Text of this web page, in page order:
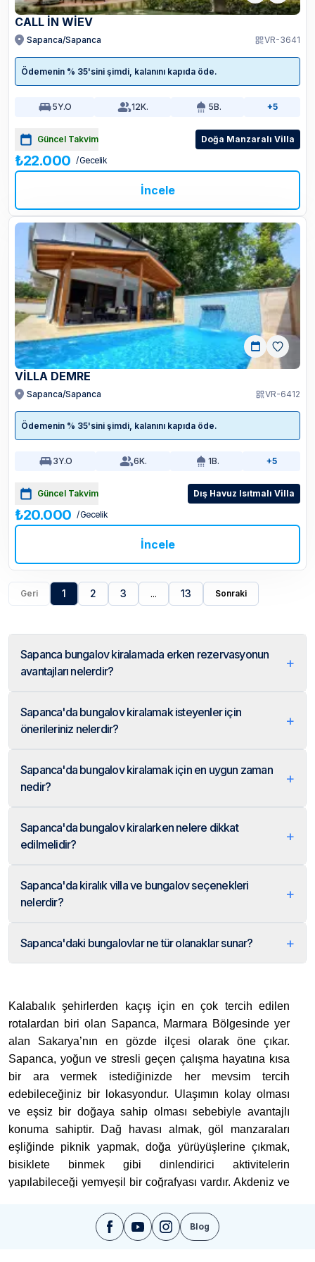
CALL İN WIEV
Sapanca/Sapanca VR-3641
Ödemenin % 35'sini şimdi, kalanını kapıda öde.
5Y.O 12K. 5B. +5
Güncel Takvim Doğa Manzaralı Villa
₺22.000 / Gecelik
İncele
VILLA DEMRE
Sapanca/Sapanca VR-6412
Ödemenin % 35'sini şimdi, kalanını kapıda öde.
3Y.O 6K. 1B. +5
Güncel Takvim Dış Havuz Isıtmalı Villa
₺20.000 / Gecelik
İncele
Geri 1 2 3 ... 13 Sonraki
Sapanca bungalov kiralamada erken rezervasyonun
avantajları nelerdir?
+
Sapanca'da bungalov kiralamak isteyenler için
önerileriniz nelerdir?
+
Sapanca'da bungalov kiralamak için en uygun zaman
nedir?
+
Sapanca'da bungalov kiralarken nelere dikkat
edilmelidir?
+
Sapanca'da kiralık villa ve bungalov seçenekleri
nelerdir?
+
Sapanca'daki bungalovlar ne tür olanaklar sunar? +
Kalabalık şehirlerden kaçış için en çok tercih edilen
rotalardan biri olan Sapanca, Marmara Bölgesinde yer
alan Sakarya’nın en gözde ilçesi olarak öne çıkar.
Sapanca, yoğun ve stresli geçen çalışma hayatına kısa
bir ara vermek istediğinizde her mevsim tercih
edebileceğiniz bir lokasyondur. Ulaşımın kolay olması
ve eşsiz bir doğaya sahip olması sebebiyle avantajlı
konuma sahiptir. Dağ havası almak, göl manzaraları
eşliğinde piknik yapmak, doğa yürüyüşlerine çıkmak,
bisiklete binmek gibi dinlendirici aktivitelerin
yapılabileceği yemyeşil bir coğrafyası vardır. Akdeniz ve
aylarında yağışlı, yaz aylarında ise sıcak olur.
Blog